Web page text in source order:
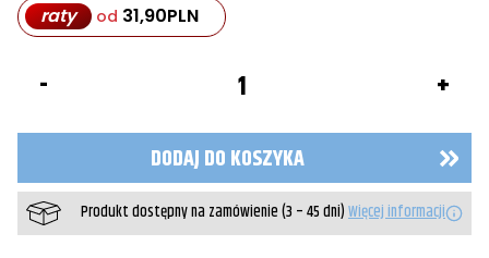
raty od 31,90PLN
Dymiona
do
Yamaha®
MT-
07
DODAJ DO KOSZYKA
Produkt dostępny na zamówienie (3 – 45 dni)Więcej informacji